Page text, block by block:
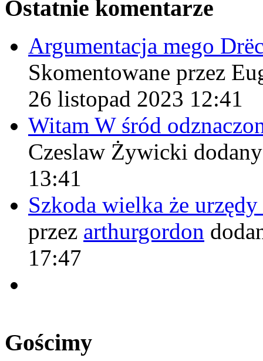
Ostatnie komentarze
Argumentacja mego
Skomentowane przez
26 listopad 2023 12:41
Witam W śród
Czeslaw Żywicki
13:41
Szkoda wielka że
przez arthurgordon
17:47
Gościmy